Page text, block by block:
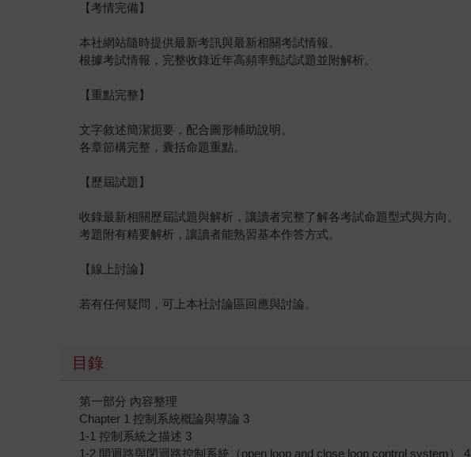
【考情完備】
本社網站隨時提供最新考訊與最新相關考試情報。
根據考試情報，完整收錄近年高頻率甄試試題並附解析。
【重點完整】
文字敘述簡潔扼要，配合圖形輔助說明。
各章節構完整，囊括命題重點。
【歷屆試題】
收錄最新相關歷屆試題與解析，讓讀者完整了解各考試命題型式與方向。
考題附有精要解析，讓讀者能熟習基本作答方式。
【線上討論】
若有任何疑問，可上本社討論區回應與討論。
目錄
第一部分 內容整理
Chapter 1 控制系統概論與導論 3
1-1 控制系統之描述 3
1-2 開迴路與閉迴路控制系統（open loop and close loop control system） 4